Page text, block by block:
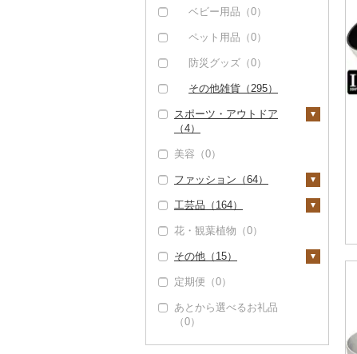
ベビー用品（0）
ペット用品（0）
防災グッズ（0）
その他雑貨（295）
スポーツ・アウトドア
（4）
ゴルフ（0）
釣り（0）
サイクリング（0）
アウトドア・キャンプ
（0）
美容（0）
ファッション（64）
鞄・バッグ（3）
トートバッグ・ショル
ツケース（0）
その他鞄・バッグ
（3）
洋服（0）
和服（0）
靴・履物（0）
アクセサリー（6）
ス（1）
5）
工芸品（164）
織物（0）
陶器・漆器（83）
信楽焼（0）
唐津焼（0）
その他装飾品・工芸品
数珠（0）
工芸品（61）
花・観葉植物（0）
その他（15）
地域サービス（3）
その他（12）
定期便（0）
あとから選べるお礼品
（0）